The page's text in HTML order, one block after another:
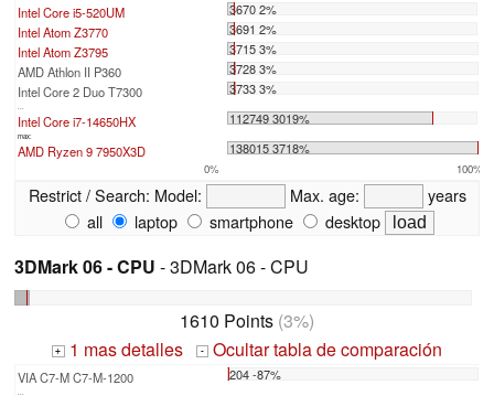
Intel Core i5-520UM
3670 2%
Intel Atom Z3770
3691 2%
Intel Atom Z3795
3715 3%
AMD Athlon II P360
3728 3%
Intel Core 2 Duo T7300
3733 3%
...
Intel Core i7-14650HX 112749 3019%
max:
AMD Ryzen 9 7950X3D 138015 3718%
0% 100%
Restrict / Search: Model: Max. age:
years
all
laptop smartphone desktop
3DMark 06 - CPU - 3DMark 06 - CPU
1610 Points (3%)
+ 1 mas detalles - Ocultar tabla de comparación
VIA C7-M C7-M-1200 204 -87%
...